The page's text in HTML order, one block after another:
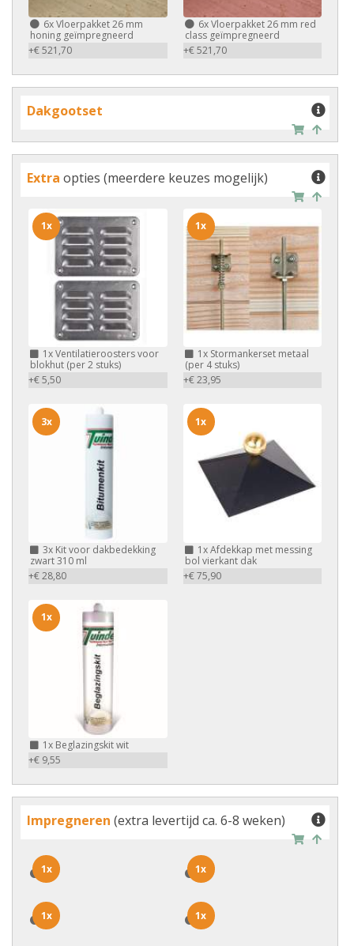
6xVloerpakket 26 mm
honing geïmpregneerd
+€ 521,70
6xVloerpakket 26 mm red
class geïmpregneerd
+€ 521,70
Dakgootset
Extra opties (meerdere keuzes mogelijk)
1xVentilatieroosters voor
blokhut (per 2 stuks)
+€ 5,50
1x
1xStormankerset metaal
(per 4 stuks)
+€ 23,95
1x
3x Kit voor dakbedekking
zwart 310 ml
+€ 28,80
3x
1xAfdekkap met messing
bol vierkant dak
+€ 75,90
1x
1x Beglazingskit wit
+€ 9,55
1x
Impregneren (extra levertijd ca. 6-8 weken)
1x
1x 1x
1x
1x
1x 1x
1x